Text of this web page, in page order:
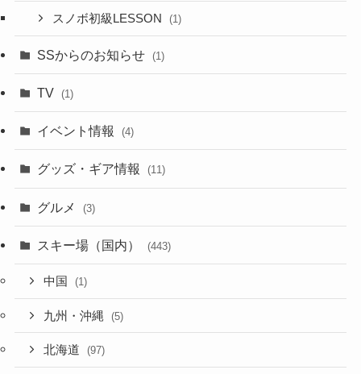
スノボ初級LESSON (1)
SSからのお知らせ (1)
TV (1)
イベント情報 (4)
グッズ・ギア情報 (11)
グルメ (3)
スキー場（国内） (443)
中国 (1)
九州・沖縄 (5)
北海道 (97)